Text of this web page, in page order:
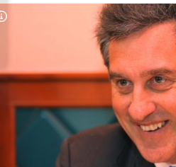
Copyright-Hinweis öffnen/schließen